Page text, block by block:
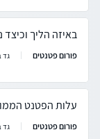
באיזה הליך
פורום פטנטים גד
עלות הפטנט
פורום פטנטים גד